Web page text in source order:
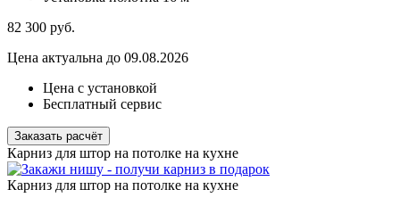
82 300 руб.
Цена актуальна до 09.08.2026
Цена с установкой
Бесплатный сервис
Заказать расчёт
Карниз для штор на потолке на кухне
Карниз для штор на потолке на кухне